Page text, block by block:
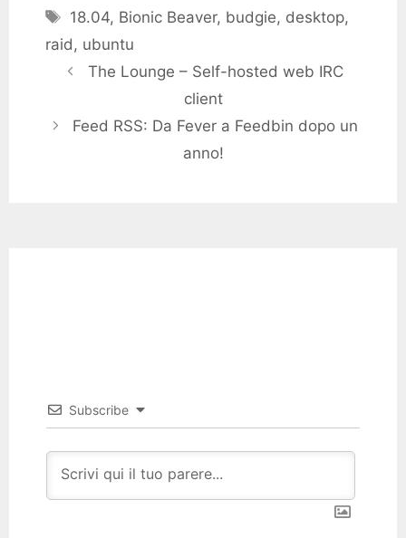
Tags
18.04, Bionic Beaver, budgie, desktop,
raid , ubuntu
The Lounge – Self-hosted web IRC
client
Feed RSS: Da Fever a Feedbin dopo un
anno!
Subscribe